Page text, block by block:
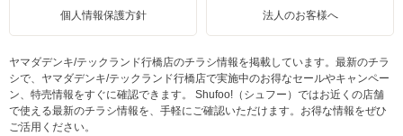
個人情報保護方針 法人のお客様へ
ヤマダデンキ/テックランド行橋店のチラシ情報を掲載しています。最新のチラ
シで、ヤマダデンキ/テックランド行橋店で実施中のお得なセールやキャンペー
ン、特売情報をすぐに確認できます。 Shufoo!（シュフー）ではお近くの店舗
で使える最新のチラシ情報を、手軽にご確認いただけます。お得な情報をぜひ
ご活用ください。